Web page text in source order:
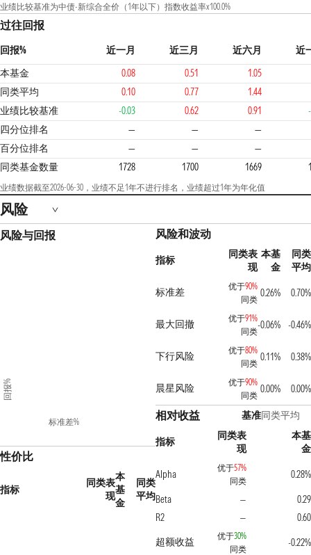
业绩比较基准为中债-新综合全价（1年以下）指数收益率x100.0%
过往回报
回报% 近一月 近三月 近六月
近
本基金
0.08 0.51
1.05
同类平均
0.10 0.77
1.44
业绩比较基准
-0.03 0.62 0.91
四分位排名
— — —
3
百分位排名 — —
—
同类基金数量
1728 1700 1669
业绩数据截至2026-06-30，业绩不足1年不进行排名，业绩超过1年为年化值
风险
风险与回报
标准差%
回报%
性价比
指标
同类表
现
本
基
金
同类
平均
风险和波动
指标
同类表
现
本基
金
同类
平均
标准差
优于90%
同类
0.26% 0.70%
最大回撤 优于91%
同类
-0.06% -0.46%
下行风险 优于80%
同类
0.11% 0.38%
晨星风险 优于90%
同类
0.00% 0.00%
相对收益 基准同类平均
指标
同类表
现
本基
金
Alpha
优于57%
同类
0.28%
Beta
—
0.29
R2
—
0.60
超额收益
优于30%
同类
-0.22%